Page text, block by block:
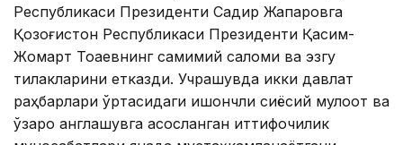
Республикаси Президенти Садир Жапаровга
Қозоғистон Республикаси Президенти Қасим-
Жомарт Тоқаевнинг самимий саломи ва эзгу
тилакларини етказди. Учрашувда икки давлат
раҳбарлари ўртасидаги ишончли сиёсий мулоқот ва
ўзаро англашувга асосланган иттифоқчилик